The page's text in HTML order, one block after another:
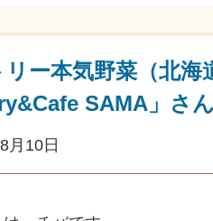
ー本気野菜（北
SAMA」さ
月10日